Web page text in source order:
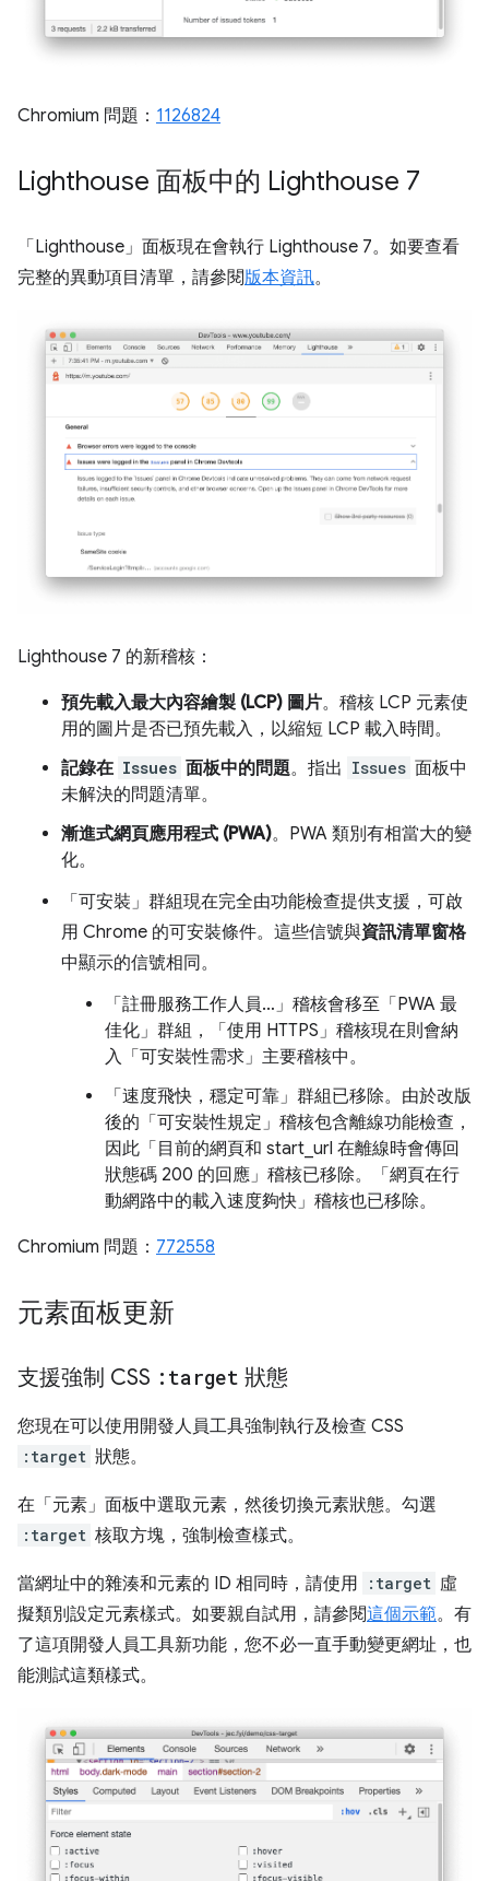
Chromium 問題： 1126824
Lighthouse 面板中的 Lighthouse 7
「Lighthouse」 面板現在會執行 Lighthouse 7。如要查看
完整的異動項目清單，請參閱版本資訊。
Lighthouse 7 的新稽核：
預先載入最大內容繪製 (LCP) 圖片。稽核 LCP 元素使
用的圖片是否已預先載入，以縮短 LCP 載入時間。
記錄在 Issues 面板中的問題。指出 Issues 面板中
未解決的問題清單。
漸進式網頁應用程式 (PWA)。PWA 類別有相當大的變
化。
「可安裝」 群組現在完全由功能檢查提供支援，可啟
用 Chrome 的可安裝條件。這些信號與資訊清單窗格
中顯示的信號相同。
「註冊服務工作人員…」稽核會移至「PWA 最
佳化」 群組，「使用 HTTPS」稽核現在則會納
入「可安裝性需求」主要稽核中。
「速度飛快，穩定可靠」 群組已移除。由於改版
後的「可安裝性規定」稽核包含離線功能檢查，
因此「目前的網頁和 start_url 在離線時會傳回
狀態碼 200 的回應」稽核已移除。「網頁在行
動網路中的載入速度夠快」稽核也已移除。
Chromium 問題： 772558
元素面板更新
支援強制 CSS :target 狀態
您現在可以使用開發人員工具強制執行及檢查 CSS
:target 狀態。
在「元素」 面板中選取元素，然後切換元素狀態。勾選
:target 核取方塊，強制檢查樣式。
當網址中的雜湊和元素的 ID 相同時，請使用 :target 虛
擬類別設定元素樣式。如要親自試用，請參閱這個示範。有
了這項開發人員工具新功能，您不必一直手動變更網址，也
能測試這類樣式。